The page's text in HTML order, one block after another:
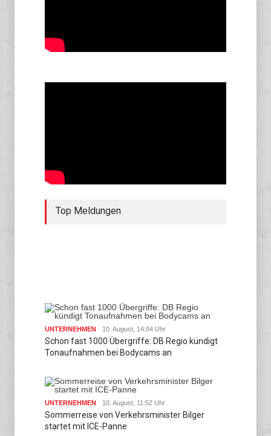
Top Meldungen
UNTERNEHMEN 10. August, 14:04 Uhr
Schon fast 1000 Übergriffe: DB Regio kündigt
Tonaufnahmen bei Bodycams an
UNTERNEHMEN 10. August, 11:52 Uhr
Sommerreise von Verkehrsminister Bilger
startet mit ICE-Panne